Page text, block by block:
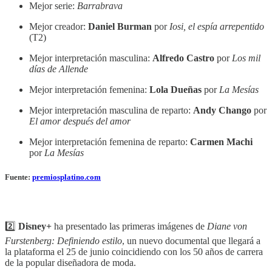
Mejor serie: Barrabrava
Mejor creador: Daniel Burman por Iosi, el espía arrepentido
(T2)
Mejor interpretación masculina: Alfredo Castro por Los mil
días de Allende
Mejor interpretación femenina: Lola Dueñas por La Mesías
Mejor interpretación masculina de reparto: Andy Chango por
El amor después del amor
Mejor interpretación femenina de reparto: Carmen Machi
por La Mesías
Fuente: premiosplatino.com
2️⃣ Disney+ ha presentado las primeras imágenes de Diane von
Furstenberg: Definiendo estilo, un nuevo documental que llegará a
la plataforma el 25 de junio coincidiendo con los 50 años de carrera
de la popular diseñadora de moda.